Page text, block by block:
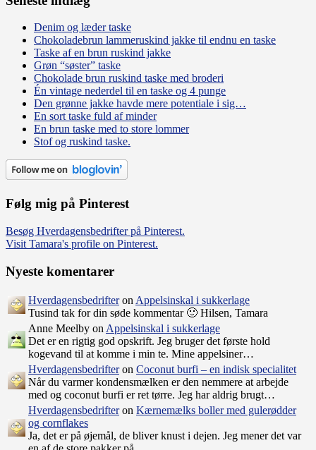
Denim og læder taske
Chokoladebrun lammeruskind jakke til endnu en taske
Taske af en brun ruskind jakke
Grøn “søster” taske
Chokolade brun ruskind taske med broderi
Én vintage nederdel til en taske og 4 punge
Den grønne jakke havde mere potentiale i sig…
En sort taske fuld af minder
En brun taske med to store lommer
Stof og ruskind taske.
Følg mig på Pinterest
Besøg Hverdagensbedrifter på Pinterest.
Visit Tamara's profile on Pinterest.
Nyeste komentarer
Hverdagensbedrifteron Appelsinskal i sukkerlage
Tusind tak for din søde kommentar 🙂 Hilsen, Tamara
Anne Meelby on Appelsinskal i sukkerlage
Det er en rigtig god opskrift. Jeg bruger det første hold
kogevand til at komme i min te. Mine appelsiner…
Hverdagensbedrifteron Coconut burfi – en indisk specialitet
Når du varmer kondensmælken er den nemmere at arbejde
med og coconut burfi er ret tørre. Jeg har aldrig brugt…
Hverdagensbedrifteron Kærnemælks boller med gulerødder
og cornflakes
Ja, det er på øjemål, de bliver knust i dejen. Jeg mener det var